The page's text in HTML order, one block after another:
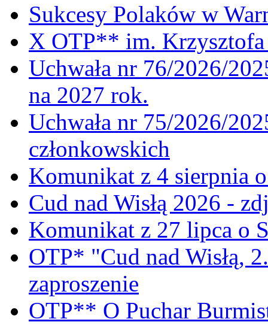
Sukcesy Polaków w
X OTP** im. Krzysztofa
Uchwała nr 76/2026/
na 2027 rok.
Uchwała nr 75/2026/
członkowskich
Komunikat z 4 sierpnia
Cud nad Wisłą 2026 -
Komunikat z 27 lipca o
OTP* "Cud nad Wisłą,
zaproszenie
OTP** O Puchar